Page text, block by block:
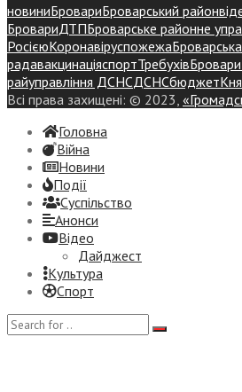
новиниБровариБроварський район
БровариДТПБроварське районне
РосієюКоронавіруспожежа
радавакцинаціяспортТребухів
райуправління ДСНСДСНСбюджет
Всі права захищені: © 2023,
Головна
Війна
Новини
Події
Суспiльство
Анонси
Відео
Дайджест
Культура
Спорт